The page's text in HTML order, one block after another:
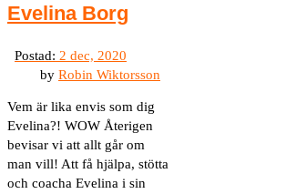
Evelina Borg
by Robin Wiktorsson
Vem är lika envis som dig
Evelina?! WOW Återigen
bevisar vi att allt går om
man vill! Att få hjälpa, stötta
och coacha Evelina i sin